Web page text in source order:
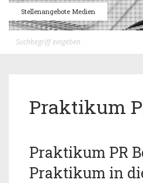
Stellenangebote Medien
Praktikum
Praktikum PR
Praktikum in